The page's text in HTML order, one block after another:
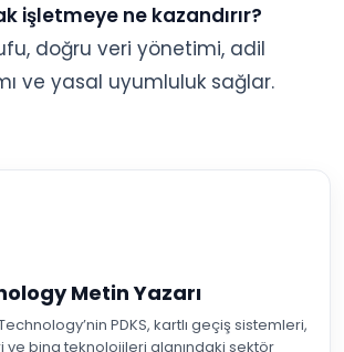
işletmeye ne kazandırır?
doğru veri yönetimi, adil
ve yasal uyumluluk sağlar.
Metin Yazarı
PDKS, kartlı geçiş sistemleri,
ve bina teknolojileri alanındaki sektör